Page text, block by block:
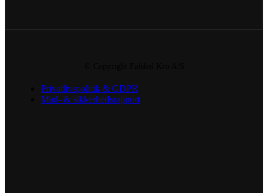
Privatlivspolitik & GDPR
Mad- & sikkerhedsrapport